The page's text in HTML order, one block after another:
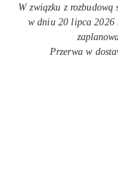
W związku z
w dniu 20 lipca 2026
Przerwa w